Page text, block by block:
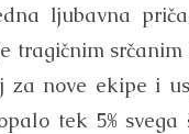
ljubavna
tragičnim
za nove ekipe i
tek 5%